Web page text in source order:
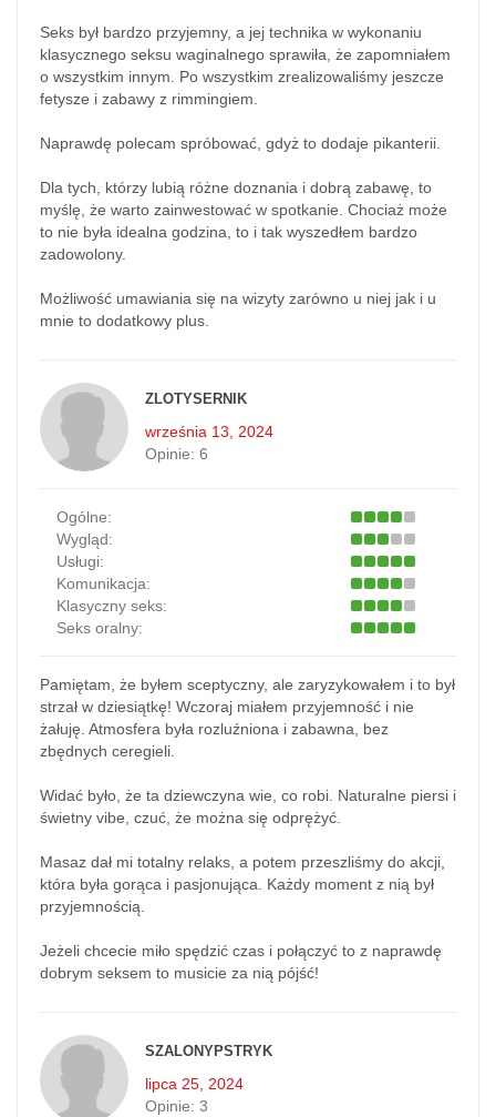
Seks był bardzo przyjemny, a jej technika w wykonaniu
klasycznego seksu waginalnego sprawiła, że zapomniałem
o wszystkim innym. Po wszystkim zrealizowaliśmy jeszcze
fetysze i zabawy z rimmingiem.
Naprawdę polecam spróbować, gdyż to dodaje pikanterii.
Dla tych, którzy lubią różne doznania i dobrą zabawę, to
myślę, że warto zainwestować w spotkanie. Chociaż może
to nie była idealna godzina, to i tak wyszedłem bardzo
zadowolony.
Możliwość umawiania się na wizyty zarówno u niej jak i u
mnie to dodatkowy plus.
ZLOTYSERNIK
września 13, 2024
Opinie: 6
Ogólne:
Wygląd:
Usługi:
Komunikacja:
Klasyczny seks:
Seks oralny:
Pamiętam, że byłem sceptyczny, ale zaryzykowałem i to był
strzał w dziesiątkę! Wczoraj miałem przyjemność i nie
żałuję. Atmosfera była rozluźniona i zabawna, bez
zbędnych ceregieli.
Widać było, że ta dziewczyna wie, co robi. Naturalne piersi i
świetny vibe, czuć, że można się odprężyć.
Masaz dał mi totalny relaks, a potem przeszliśmy do akcji,
która była gorąca i pasjonująca. Każdy moment z nią był
przyjemnością.
Jeżeli chcecie miło spędzić czas i połączyć to z naprawdę
dobrym seksem to musicie za nią pójść!
SZALONYPSTRYK
lipca 25, 2024
Opinie: 3